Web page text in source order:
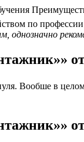
по
однозначно
Вообше в